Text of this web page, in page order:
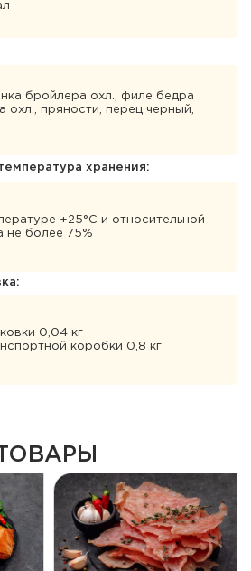
бройлера охл., филе бедра
охл., пряности, перец черный,
хранения:
+25°С и относительной
не более 75%
0,04 кг
коробки 0,8 кг